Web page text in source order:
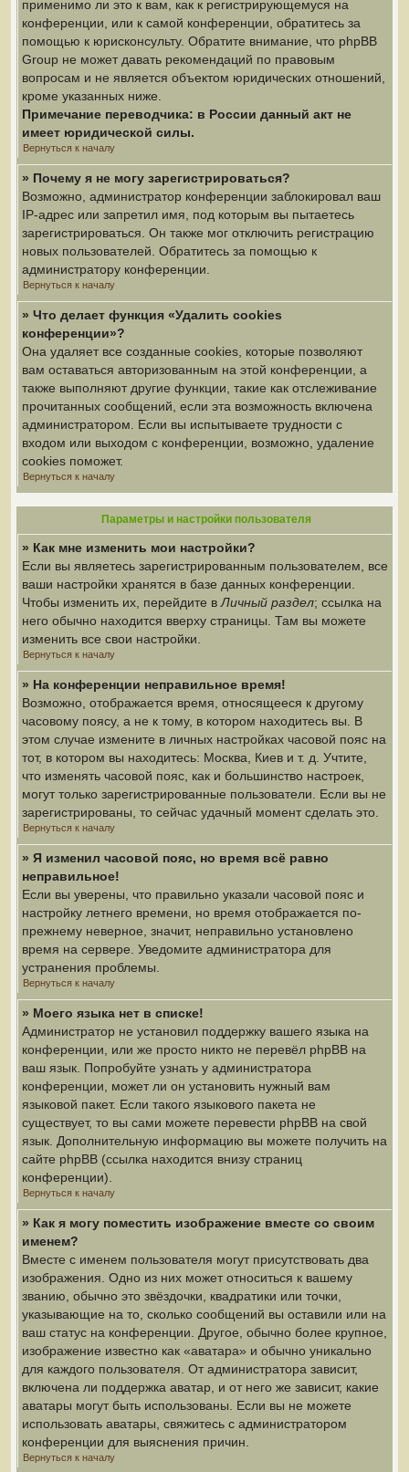
применимо ли это к вам, как к регистрирующемуся на
конференции, или к самой конференции, обратитесь за
помощью к юрисконсульту. Обратите внимание, что phpBB
Group не может давать рекомендаций по правовым
вопросам и не является объектом юридических отношений,
кроме указанных ниже.
Примечание переводчика: в России данный акт не
имеет юридической силы.
Вернуться к началу
» Почему я не могу зарегистрироваться?
Возможно, администратор конференции заблокировал ваш
IP-адрес или запретил имя, под которым вы пытаетесь
зарегистрироваться. Он также мог отключить регистрацию
новых пользователей. Обратитесь за помощью к
администратору конференции.
Вернуться к началу
» Что делает функция «Удалить cookies
конференции»?
Она удаляет все созданные cookies, которые позволяют
вам оставаться авторизованным на этой конференции, а
также выполняют другие функции, такие как отслеживание
прочитанных сообщений, если эта возможность включена
администратором. Если вы испытываете трудности с
входом или выходом с конференции, возможно, удаление
cookies поможет.
Вернуться к началу
Параметры и настройки пользователя
» Как мне изменить мои настройки?
Если вы являетесь зарегистрированным пользователем, все
ваши настройки хранятся в базе данных конференции.
Чтобы изменить их, перейдите в Личный раздел; ссылка на
него обычно находится вверху страницы. Там вы можете
изменить все свои настройки.
Вернуться к началу
» На конференции неправильное время!
Возможно, отображается время, относящееся к другому
часовому поясу, а не к тому, в котором находитесь вы. В
этом случае измените в личных настройках часовой пояс на
тот, в котором вы находитесь: Москва, Киев и т. д. Учтите,
что изменять часовой пояс, как и большинство настроек,
могут только зарегистрированные пользователи. Если вы не
зарегистрированы, то сейчас удачный момент сделать это.
Вернуться к началу
» Я изменил часовой пояс, но время всё равно
неправильное!
Если вы уверены, что правильно указали часовой пояс и
настройку летнего времени, но время отображается по-
прежнему неверное, значит, неправильно установлено
время на сервере. Уведомите администратора для
устранения проблемы.
Вернуться к началу
» Моего языка нет в списке!
Администратор не установил поддержку вашего языка на
конференции, или же просто никто не перевёл phpBB на
ваш язык. Попробуйте узнать у администратора
конференции, может ли он установить нужный вам
языковой пакет. Если такого языкового пакета не
существует, то вы сами можете перевести phpBB на свой
язык. Дополнительную информацию вы можете получить на
сайте phpBB (ссылка находится внизу страниц
конференции).
Вернуться к началу
» Как я могу поместить изображение вместе со своим
именем?
Вместе с именем пользователя могут присутствовать два
изображения. Одно из них может относиться к вашему
званию, обычно это звёздочки, квадратики или точки,
указывающие на то, сколько сообщений вы оставили или на
ваш статус на конференции. Другое, обычно более крупное,
изображение известно как «аватара» и обычно уникально
для каждого пользователя. От администратора зависит,
включена ли поддержка аватар, и от него же зависит, какие
аватары могут быть использованы. Если вы не можете
использовать аватары, свяжитесь с администратором
конференции для выяснения причин.
Вернуться к началу